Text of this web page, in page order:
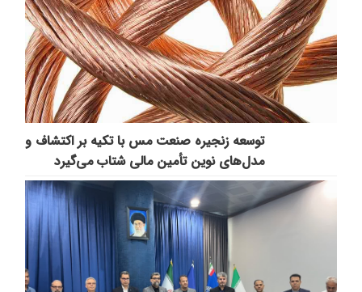
توسعه زنجیره صنعت مس با تکیه بر اکتشاف و
مدل‌های نوین تأمین مالی شتاب می‌گیرد